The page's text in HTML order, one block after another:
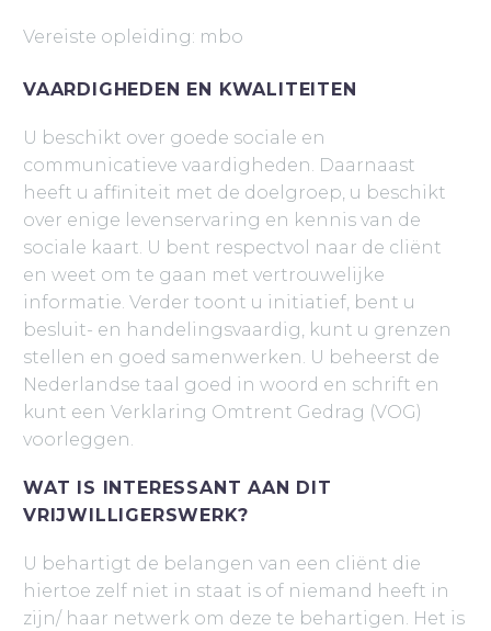
Vereiste opleiding: mbo
VAARDIGHEDEN EN KWALITEITEN
U beschikt over goede sociale en
communicatieve vaardigheden. Daarnaast
heeft u affiniteit met de doelgroep, u beschikt
over enige levenservaring en kennis van de
sociale kaart. U bent respectvol naar de cliënt
en weet om te gaan met vertrouwelijke
informatie. Verder toont u initiatief, bent u
besluit- en handelingsvaardig, kunt u grenzen
stellen en goed samenwerken. U beheerst de
Nederlandse taal goed in woord en schrift en
kunt een Verklaring Omtrent Gedrag (VOG)
voorleggen.
WAT IS INTERESSANT AAN DIT
VRIJWILLIGERSWERK?
U behartigt de belangen van een cliënt die
hiertoe zelf niet in staat is of niemand heeft in
zijn/ haar netwerk om deze te behartigen. Het is